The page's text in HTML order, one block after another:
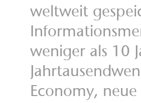
weltweit
weniger als 10
Economy,